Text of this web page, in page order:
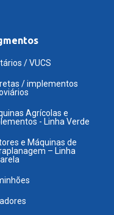
/ VUCS
/ implementos
Agrícolas e
- Linha Verde
e Máquinas de
– Linha